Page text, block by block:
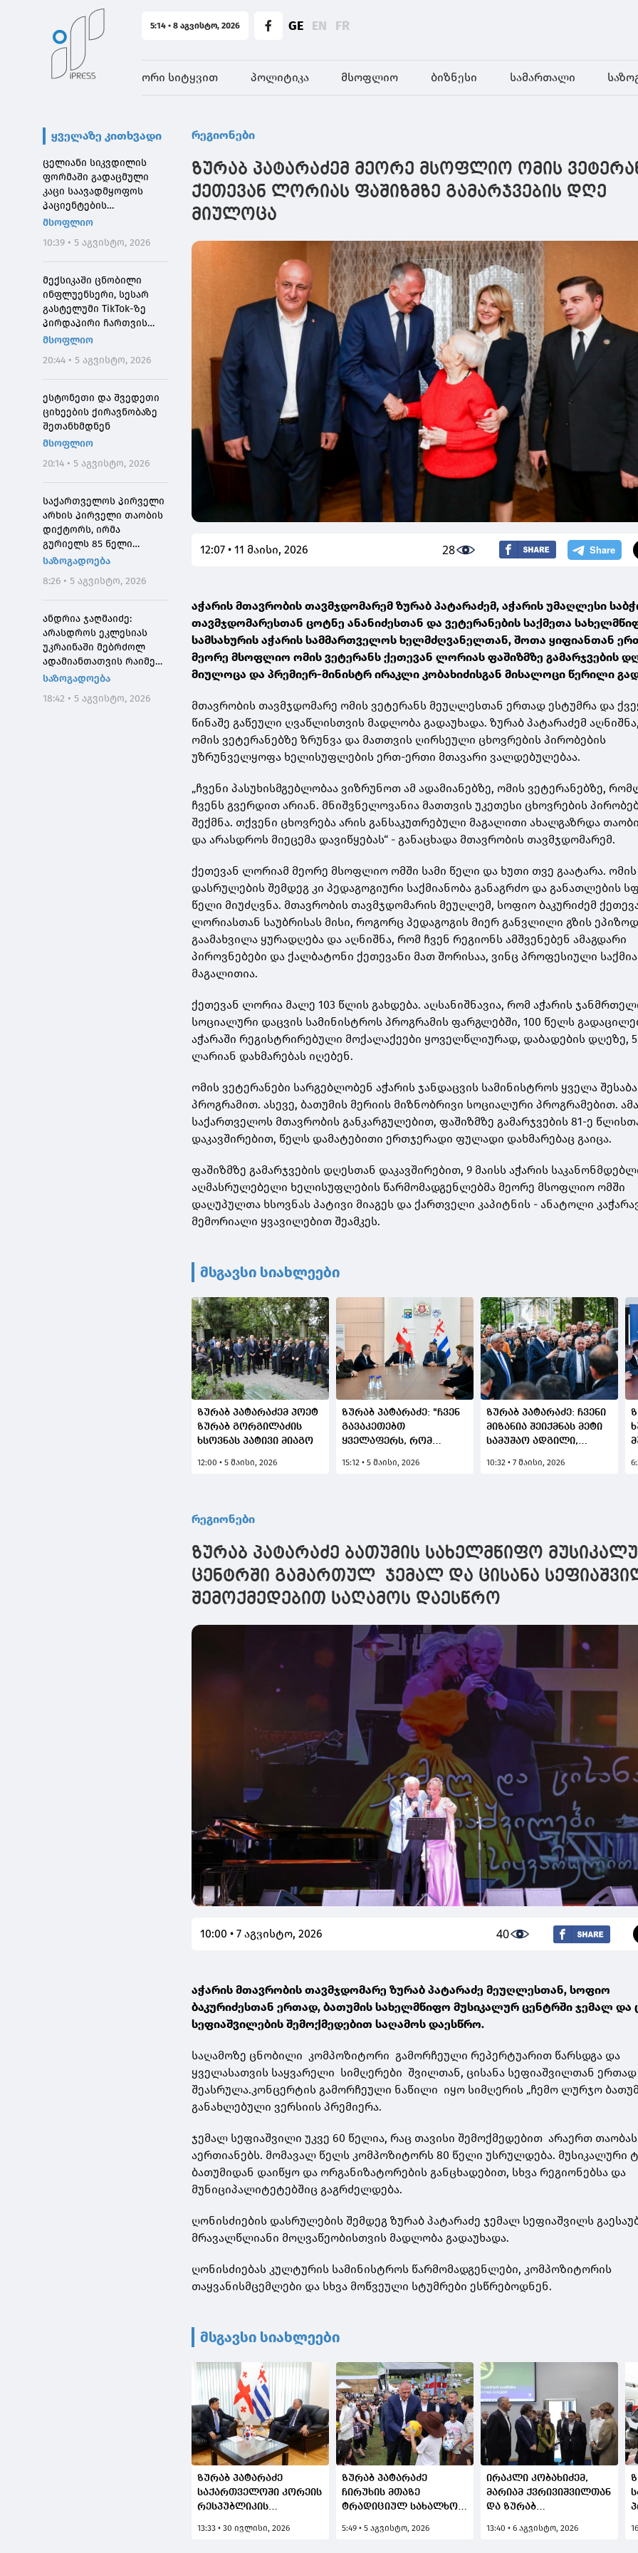
5:14 • 8 აგვისტო, 2026 GE EN FR
ორი სიტყვით პოლიტიკა მსოფლიო ბიზნესი სამართალი
ყველაზე კითხვადი
ცელიანი სიკვდილის
ფორმაში გადაცმული
კაცი საავადმყოფოს
პაციენტების
შეშინებისთვის
მსოფლიო
10:39 • 5 აგვისტო, 2026
მექსიკაში ცნობილი
ინფლუენსერი, სესარ
გასტელუმი TikTok-ზე
პირდაპირი ჩართვის
დროს მოკლეს
მსოფლიო
20:44 • 5 აგვისტო, 2026
ესტონეთი და შვედეთი
ციხეების ქირავნობაზე
შეთანხმდნენ
მსოფლიო
20:14 • 5 აგვისტო, 2026
საქართველოს პირველი
არხის პირველი თაობის
დიქტორს, ირმა
გურიელს 85 წელი
შეუსრულდა
საზოგადოება
8:26 • 5 აგვისტო, 2026
ანდრია ჯაღმაიძე:
არასდროს ეკლესიას
უკრაინაში მებრძოლ
ადამიანთათვის რაიმე
შემზღუდავი ნორმა არ
საზოგადოება
18:42 • 5 აგვისტო, 2026
რეგიონები
ზურაბ პატარაძემ მეორე მსოფლიო ომის
ქეთევან ლორიას ფაშიზმზე გამარჯვების დღე
მიულოცა
12:07 • 11 მაისი, 2026 28
აჭარის მთავრობის თავმჯდომარემ ზურაბ პატარაძემ, აჭარის უმაღლესი
თავმჯდომარესთან ცოტნე ანანიძესთან და ვეტერანების საქმეთა
სამსახურის აჭარის სამმართველოს ხელმძღვანელთან, შოთა ყიფიანთან
მეორე მსოფლიო ომის ვეტერანს ქეთევან ლორიას ფაშიზმზე გამარჯვების
მიულოცა და პრემიერ-მინისტრ ირაკლი კობახიძისგან მისალოცი წერილი
მთავრობის თავმჯდომარე ომის ვეტერანს მეუღლესთან ერთად ესტუმრა და
წინაშე გაწეული ღვაწლისთვის მადლობა გადაუხადა. ზურაბ პატარაძემ
ომის ვეტერანებზე ზრუნვა და მათთვის ღირსეული ცხოვრების პირობების
უზრუნველყოფა ხელისუფლების ერთ-ერთი მთავარი ვალდებულებაა.
„ჩვენი პასუხისმგებლობაა ვიზრუნოთ ამ ადამიანებზე, ომის ვეტერანებზე,
ჩვენს გვერდით არიან. მნიშვნელოვანია მათთვის უკეთესი ცხოვრების
შექმნა. თქვენი ცხოვრება არის განსაკუთრებული მაგალითი ახალგაზრდა
და არასდროს მიეცემა დავიწყებას“ - განაცხადა მთავრობის თავმჯდომარემ.
ქეთევან ლორიამ მეორე მსოფლიო ომში სამი წელი და ხუთი თვე გაატარა. ომის
დასრულების შემდეგ კი პედაგოგიური საქმიანობა განაგრძო და განათლების
წელი მიუძღვნა. მთავრობის თავმჯდომარის მეუღლემ, სოფიო ბაკურიძემ
ლორიასთან საუბრისას მისი, როგორც პედაგოგის მიერ განვლილი გზის
გაამახვილა ყურადღება და აღნიშნა, რომ ჩვენ რეგიონს ამშვენებენ ამაგდარი
პიროვნებები და ქალბატონი ქეთევანი მათ შორისაა, ვინც პროფესიული
მაგალითია.
ქეთევან ლორია მალე 103 წლის გახდება. აღსანიშნავია, რომ აჭარის
სოციალური დაცვის სამინისტროს პროგრამის ფარგლებში, 100 წელს
აჭარაში რეგისტრირებული მოქალაქეები ყოველწლიურად, დაბადების დღეზე, 5
ლარიან დახმარებას იღებენ.
ომის ვეტერანები სარგებლობენ აჭარის ჯანდაცვის სამინისტროს ყველა
პროგრამით. ასევე, ბათუმის მერიის მიზნობრივი სოციალური პროგრამებით.
საქართველოს მთავრობის განკარგულებით, ფაშიზმზე გამარჯვების 81-ე
დაკავშირებით, წელს დამატებითი ერთჯერადი ფულადი დახმარებაც გაიცა.
ფაშიზმზე გამარჯვების დღესთან დაკავშირებით, 9 მაისს აჭარის
აღმასრულებელი ხელისუფლების წარმომადგენლებმა მეორე მსოფლიო ომში
დაღუპულთა ხსოვნას პატივი მიაგეს და ქართველი კაპიტნის - ანატოლი
მემორიალი ყვავილებით შეამკეს.
მსგავსი სიახლეები
ზურაბ პატარაძემ პოეტ
ზურაბ გორგილაძის
ხსოვნას პატივი მიაგო
12:00 • 5 მაისი, 2026
ზურაბ პატარაძე: "ჩვენ
გავაკეთებთ
ყველაფერს, რომ
უფრო წარმატებული
15:12 • 5 მაისი, 2026
ზურაბ პატარაძე: ჩვენი
მიზანია შეიქმნას მეტი
სამუშაო ადგილი,
ვიზიტორთა
ხეობაში
10:32 • 7 მაისი, 2026
რეგიონები
ზურაბ პატარაძე ბათუმის სახელმწიფო
ცენტრში გამართულ ჯემალ და ცისანა
შემოქმედებით საღამოს დაესწრო
10:00 • 7 აგვისტო, 2026 40
აჭარის მთავრობის თავმჯდომარე ზურაბ პატარაძე მეუღლესთან, სოფიო
ბაკურიძესთან ერთად, ბათუმის სახელმწიფო მუსიკალურ ცენტრში ჯემალ და
სეფიაშვილების შემოქმედებით საღამოს დაესწრო.
საღამოზე ცნობილი კომპოზიტორი გამორჩეული რეპერტუარით წარსდგა და
ყველასათვის საყვარელი სიმღერები შვილთან, ცისანა სეფიაშვილთან ერთად
შეასრულა.კონცერტის გამორჩეული ნაწილი იყო სიმღერის „ჩემო ლურჯო
განახლებული ვერსიის პრემიერა.
ჯემალ სეფიაშვილი უკვე 60 წელია, რაც თავისი შემოქმედებით არაერთ თაობას
აერთიანებს. მომავალ წელს კომპოზიტორს 80 წელი უსრულდება. მუსიკალური
ბათუმიდან დაიწყო და ორგანიზატორების განცხადებით, სხვა რეგიონებსა და
მუნიციპალიტეტებშიც გაგრძელდება.
ღონისძიების დასრულების შემდეგ ზურაბ პატარაძე ჯემალ სეფიაშვილს
მრავალწლიანი მოღვაწეობისთვის მადლობა გადაუხადა.
ღონისძიებას კულტურის სამინისტროს წარმომადგენლები, კომპოზიტორის
თაყვანისმცემლები და სხვა მოწვეული სტუმრები ესწრებოდნენ.
მსგავსი სიახლეები
ზურაბ პატარაძე
საქართველოში კორეის
რესპუბლიკის
სრულუფლებიან ელჩს,
13:33 • 30 ივლისი, 2026
ზურაბ პატარაძე
ჩირუხის მთაზე
ტრადიციულ სახალხო
"შუამთობას" დაესწრო
5:49 • 5 აგვისტო, 2026
ირაკლი კობახიძემ,
მარიამ ქვრივიშვილთან
და ზურაბ
ბათუმის სახელმწიფო
13:40 • 6 აგვისტო, 2026